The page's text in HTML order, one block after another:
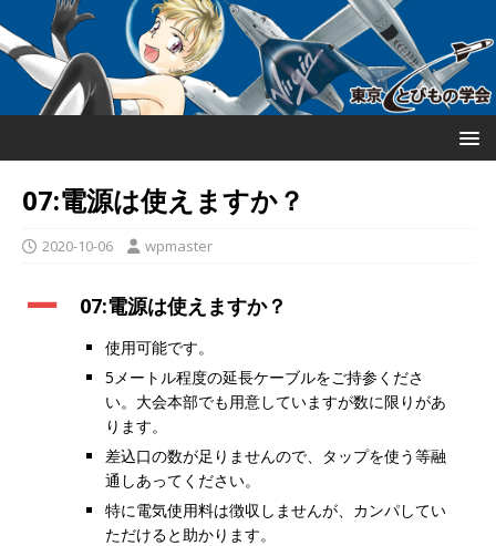
07:電源は使えますか？
2020-10-06 wpmaster
A 07:電源は使えますか？
使用可能です。
5メートル程度の延長ケーブルをご持参くださ
い。大会本部でも用意していますが数に限りがあ
ります。
差込口の数が足りませんので、タップを使う等融
通しあってください。
特に電気使用料は徴収しませんが、カンパしてい
ただけると助かります。